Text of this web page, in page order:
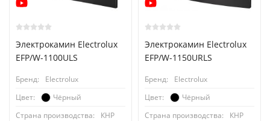
Электрокамин Electrolux
EFP/W-1100ULS
Бренд:
Electrolux
Цвет:
Чёрный
Страна производства:
КНР
Электрокамин Electrolux
EFP/W-1150URLS
Бренд:
Electrolux
Цвет:
Чёрный
Страна производства:
КНР